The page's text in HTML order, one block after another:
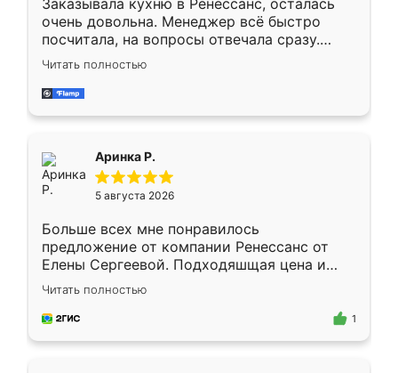
Заказывала кухню в Ренессанс, осталась
очень довольна. Менеджер всё быстро
посчитала, на вопросы отвечала сразу.
Замерщик приехал в субботу, подошёл к
делу со всей ответственностью. Собрали
за день, ребята работали аккуратно, даже
Читать полностью
Аринка Р.
5 августа 2026
Больше всех мне понравилось
предложение от компании Ренессанс от
Елены Сергеевой. Подходяшщая цена и
короткие сроки изготовления. Приехавший
для замера сотрудник Владислав
предложил по моему эскизу самый
Читать полностью
1